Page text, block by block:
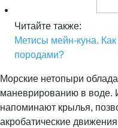
Читайте также:
Метисы мейн-куна.
породами?
Морские нетопыри
маневрированию в воде.
напоминают крылья,
акробатические